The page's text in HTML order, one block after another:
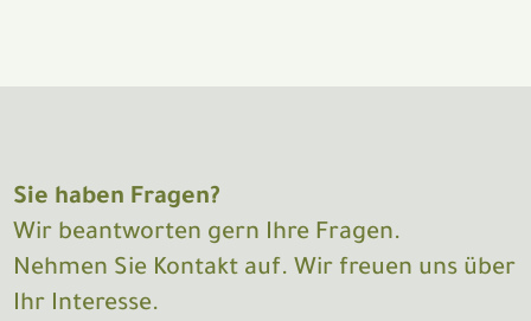
Sie haben Fragen?
Wir beantworten gern Ihre Fragen.
Nehmen Sie Kontakt auf. Wir freuen uns über
Ihr Interesse.